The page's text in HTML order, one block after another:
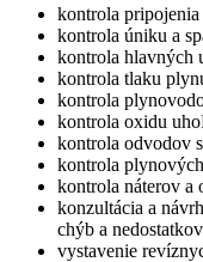
kontrola
kontrola úniku a
kontrola hlavných
kontrola tlaku
kontrola
kontrola oxidu
kontrola odvodov
kontrola
kontrola náterov a
konzultácia a
chýb a nedostatkov
vystavenie